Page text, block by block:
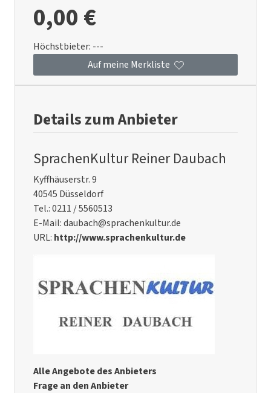
0,00 €
Höchstbieter: ---
Auf meine Merkliste
Details zum Anbieter
SprachenKultur Reiner Daubach
Kyffhäuserstr. 9
40545 Düsseldorf
Tel.: 0211 / 5560513
E-Mail: daubach@sprachenkultur.de
URL: http://www.sprachenkultur.de
Alle Angebote des Anbieters
Frage an den Anbieter